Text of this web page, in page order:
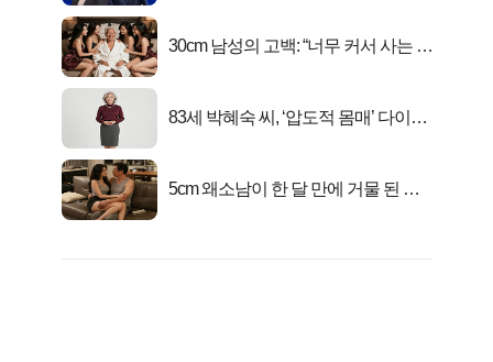
30cm 남성의 고백: “너무 커서 사는 게
83세 박혜숙 씨, ‘압도적 몸매’ 다이어
5cm 왜소남이 한 달 만에 거물 된 사